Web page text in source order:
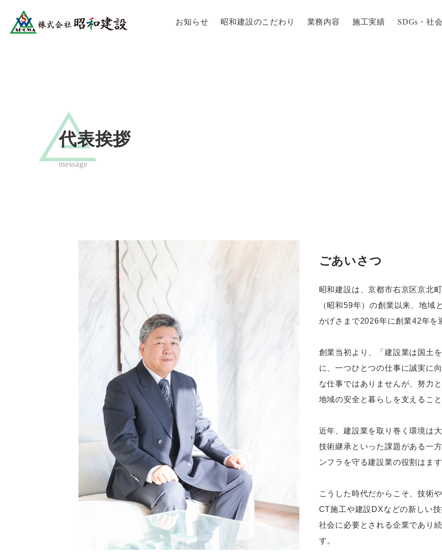
お知らせ 昭和建設のこだわり 業務内容 施工実績 SDGs・社
代表挨拶
message
ごあいさつ
昭和建設は、京都市右京区京北
（昭和59年）の創業以来、地域
かげさまで2026年に創業42年を
創業当初より、「建設業は国土
に、一つひとつの仕事に誠実に
な仕事ではありませんが、努力
地域の安全と暮らしを支えるこ
近年、建設業を取り巻く環境は
技術継承といった課題がある一
ンフラを守る建設業の役割はま
こうした時代だからこそ、技術
CT施工や建設DXなどの新しい
社会に必要とされる企業であり
す。